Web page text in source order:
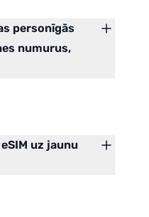
personīgās
numurus,
uz jaunu